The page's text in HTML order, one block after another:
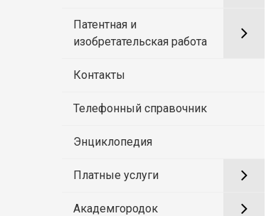
Патентная и
изобретательская работа
Контакты
Телефонный справочник
Энциклопедия
Платные услуги
Академгородок